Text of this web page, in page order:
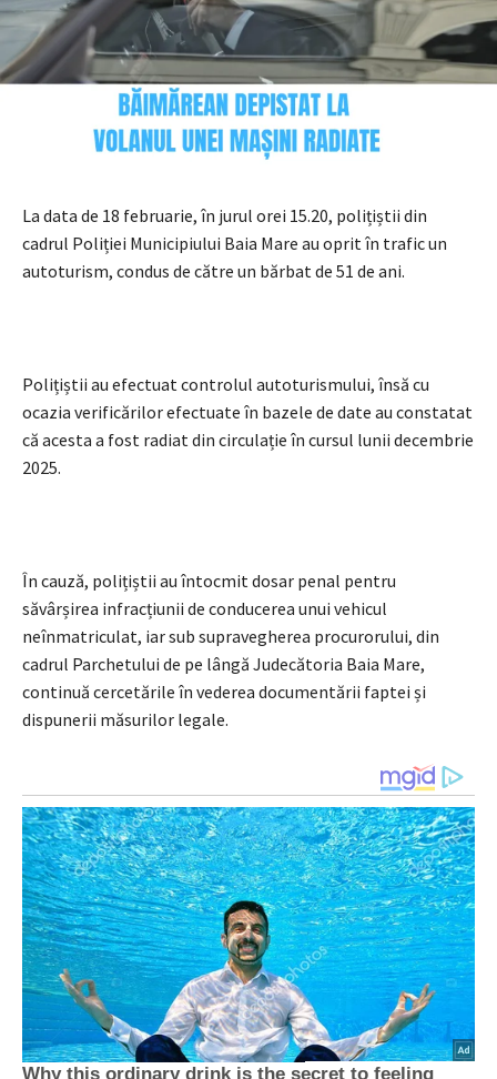
La data de 18 februarie, în jurul orei 15.20, polițiștii din
cadrul Poliției Municipiului Baia Mare au oprit în trafic un
autoturism, condus de către un bărbat de 51 de ani.
Polițiștii au efectuat controlul autoturismului, însă cu
ocazia verificărilor efectuate în bazele de date au constatat
că acesta a fost radiat din circulație în cursul lunii decembrie
2025.
În cauză, polițiștii au întocmit dosar penal pentru
săvârșirea infracțiunii de conducerea unui vehicul
neînmatriculat, iar sub supravegherea procurorului, din
cadrul Parchetului de pe lângă Judecătoria Baia Mare,
continuă cercetările în vederea documentării faptei și
dispunerii măsurilor legale.